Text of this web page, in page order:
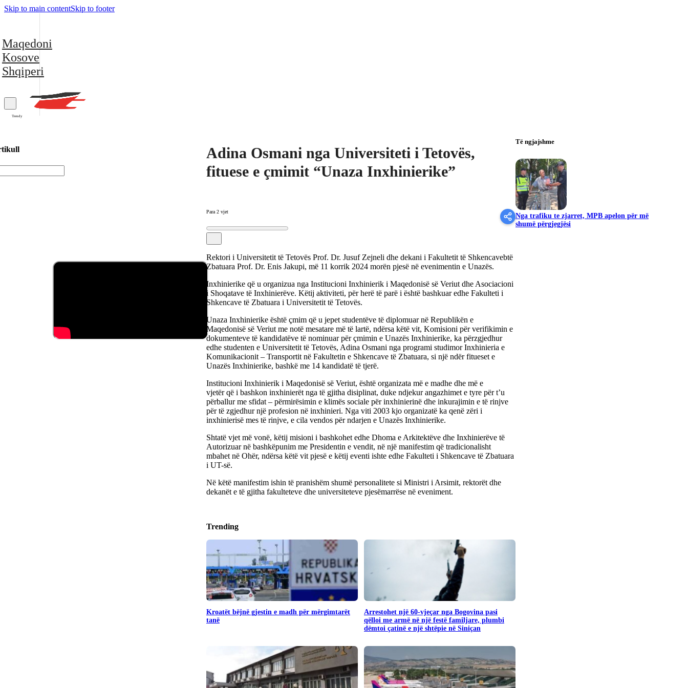
Skip to main contentSkip to footer
Maqedoni
Kosove
Shqiperi
Trendy
Adina Osmani nga Universiteti i Tetovës,
fituese e çmimit “Unaza Inxhinierike”
Para 2 vjet
Rektori i Universitetit të Tetovës Prof. Dr. Jusuf Zejneli dhe dekani i Fakultetit të Shkencavebtë
Zbatuara Prof. Dr. Enis Jakupi, më 11 korrik 2024 morën pjesë në evenimentin e Unazës.
Inxhinierike që u organizua nga Institucioni Inxhinierik i Maqedonisë së Veriut dhe Asociacioni
i Shoqatave të Inxhinierëve. Këtij aktiviteti, për herë të parë i është bashkuar edhe Fakulteti i
Shkencave të Zbatuara i Universitetit të Tetovës.
Unaza Inxhinierike është çmim që u jepet studentëve të diplomuar në Republikën e
Maqedonisë së Veriut me notë mesatare më të lartë, ndërsa këtë vit, Komisioni për verifikimin e
dokumenteve të kandidatëve të nominuar për çmimin e Unazës Inxhinierike, ka përzgjedhur
edhe studenten e Universitetit të Tetovës, Adina Osmani nga programi studimor Inxhinieria e
Komunikacionit – Transportit në Fakultetin e Shkencave të Zbatuara, si një ndër fitueset e
Unazës Inxhinierike, bashkë me 14 kandidatë të tjerë.
Institucioni Inxhinierik i Maqedonisë së Veriut, është organizata më e madhe dhe më e
vjetër që i bashkon inxhinierët nga të gjitha disiplinat, duke ndjekur angazhimet e tyre për t’u
përballur me sfidat – përmirësimin e klimës sociale për inxhinierinë dhe inkurajimin e të rinjve
për të zgjedhur një profesion në inxhinieri. Nga viti 2003 kjo organizatë ka qenë zëri i
inxhinierisë mes të rinjve, e cila vendos për ndarjen e Unazës Inxhinierike.
Shtatë vjet më vonë, këtij misioni i bashkohet edhe Dhoma e Arkitektëve dhe Inxhinierëve të
Autorizuar në bashkëpunim me Presidentin e vendit, në një manifestim që tradicionalisht
mbahet në Ohër, ndërsa këtë vit pjesë e këtij eventi ishte edhe Fakulteti i Shkencave të Zbatuara
i UT-së.
Në këtë manifestim ishin të pranishëm shumë personalitete si Ministri i Arsimit, rektorët dhe
dekanët e të gjitha fakulteteve dhe universiteteve pjesëmarrëse në eveniment.
Trending
Kroatët bëjnë gjestin e madh për mërgimtarët
tanë
Arrestohet një 60-vjeçar nga Bogovina pasi
qëlloi me armë në një festë familjare, plumbi
dëmtoi çatinë e një shtëpie në Siniçan
Të ngjajshme
Nga trafiku te zjarret, MPB apelon për më
shumë përgjegjësi